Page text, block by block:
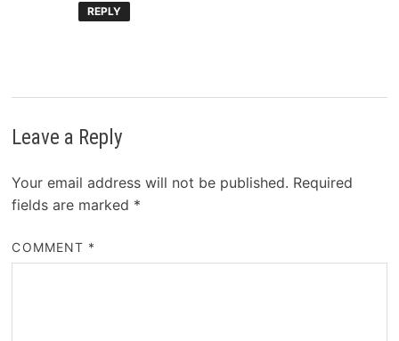
REPLY
Leave a Reply
Your email address will not be published. Required
fields are marked *
COMMENT *